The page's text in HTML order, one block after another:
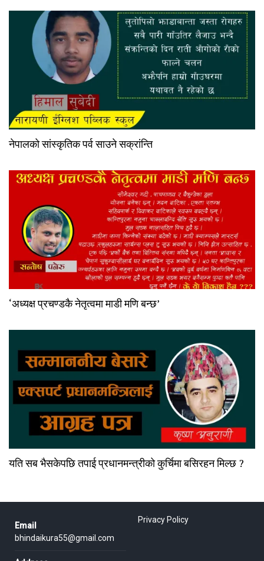
नेपालको सांस्कृतिक पर्व साउने सक्रांन्ति
‘अध्यक्ष प्रचण्डकै नेतृत्वमा माडी मणि बन्छ’
यति सब भैसकेपछि तपाई प्रधानमन्त्रीको कुर्चिमा बसिरहन मिल्छ ?
Email
bhindaikura55@gmail.com
Privacy Policy